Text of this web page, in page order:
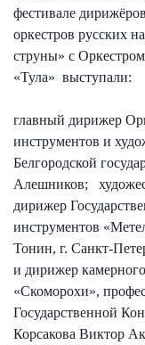
фестивале
оркестров русских
струны» с
«Тула» выступали:
главный дирижер
инструментов и
Белгородской
Алешников;
дирижер
инструментов
Тонин, г. Санкт-
и дирижер
«Скоморохи»,
Государственной
Корсакова Виктор